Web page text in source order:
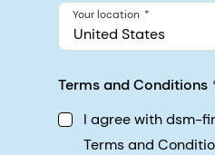
United States
Your location
Terms and Conditions
I agree with dsm-
Terms and